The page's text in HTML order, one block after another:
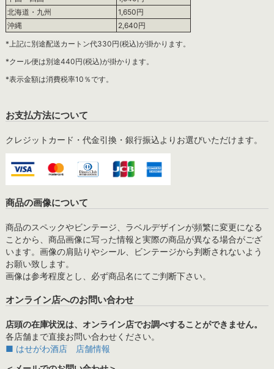
北海道・九州
1,650円
沖縄
2,640円
*上記に別途配送カートン代330円(税込)が掛かります。
*クール便は別途440円(税込)が掛かります。
*表示金額は消費税率10％です。
お支払方法について
クレジットカード・代金引換・銀行振込よりお選びいただけます。
商品の画像について
商品のスペックやビンテージ、ラベルデザインが頻繁に変更になる
ことから、商品画像に写った情報と実際の商品が異なる場合がござ
います。画像の肩貼りやシール、ビンテージから判断されないよう
お願い致します。
画像は参考程度とし、必ず商品名にてご判断下さい。
オンライン店へのお問い合わせ
店頭の在庫状況は、オンライン店でお調べすることができません。
各店舗まで直接お問い合わせください。
■ はせがわ酒店 店舗情報